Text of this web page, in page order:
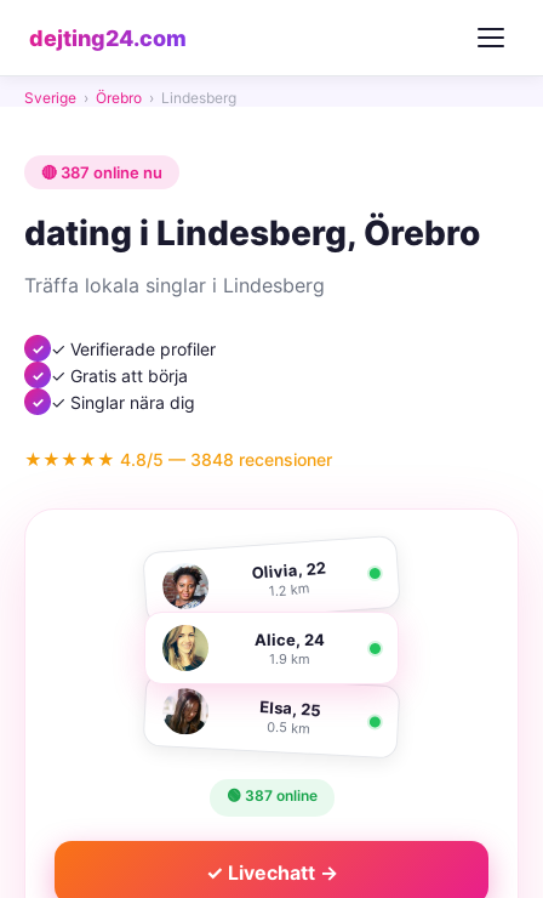
dejting24.com
Sverige › Örebro › Lindesberg
🔴 387 online nu
dating i Lindesberg, Örebro
Träffa lokala singlar i Lindesberg
✓ Verifierade profiler
✓ Gratis att börja
✓ Singlar nära dig
★★★★★ 4.8/5 — 3848 recensioner
Olivia, 22
1.2 km
Alice, 24
1.9 km
Elsa, 25
0.5 km
🟢 387 online
✓ Livechatt →